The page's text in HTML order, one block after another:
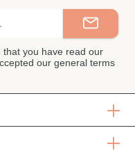
that you have read our
our general terms